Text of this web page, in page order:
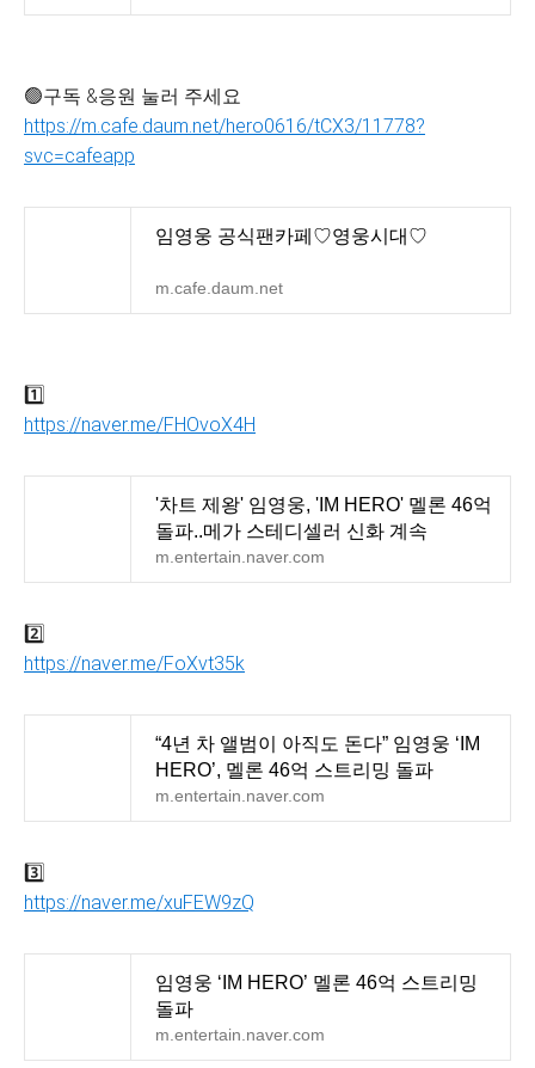
🟢구독 &응원 눌러 주세요
https://m.cafe.daum.net/hero0616/tCX3/11778?
svc=cafeapp
임영웅 공식팬카페♡영웅시대♡
m.cafe.daum.net
1️⃣
https://naver.me/FHOvoX4H
'차트 제왕' 임영웅, 'IM HERO' 멜론 46억
돌파..메가 스테디셀러 신화 계속
m.entertain.naver.com
2️⃣
https://naver.me/FoXvt35k
“4년 차 앨범이 아직도 돈다” 임영웅 ‘IM
HERO’, 멜론 46억 스트리밍 돌파
m.entertain.naver.com
3️⃣
https://naver.me/xuFEW9zQ
임영웅 ‘IM HERO’ 멜론 46억 스트리밍
돌파
m.entertain.naver.com